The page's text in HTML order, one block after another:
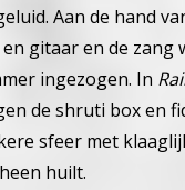
Aan de hand
gitaar en de zang
ingezogen. In
de shruti box en
sfeer met
huilt.